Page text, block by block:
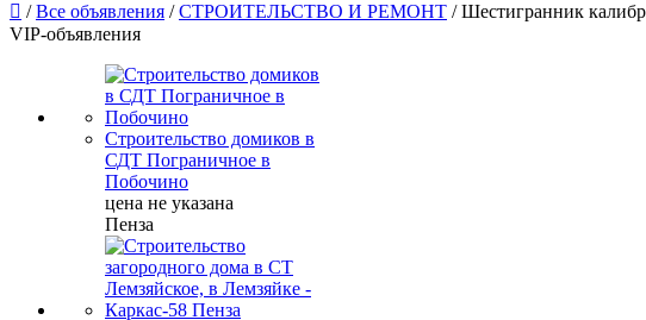
 /Все объявления /СТРОИТЕЛЬСТВО И РЕМОНТ / Шестигранник
VIP-объявления
Строительство домиков в
СДТ Пограничное в
Побочино
цена не указана
Пенза